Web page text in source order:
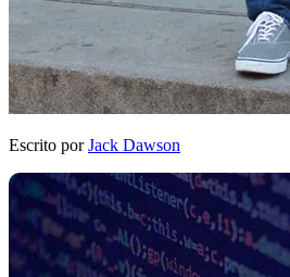
Escrito por Jack Dawson